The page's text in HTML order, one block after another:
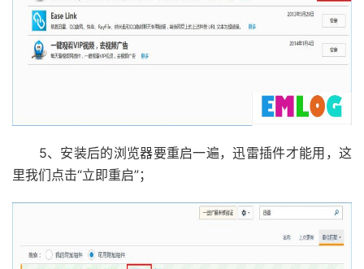
5、安装后的浏览器要重启一遍，迅雷插件才能用，这
里我们点击“立即重启”；